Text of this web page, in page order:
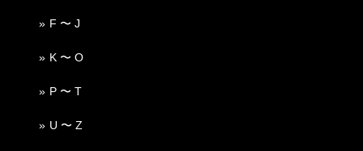
F 〜 J
K 〜 O
P 〜 T
U 〜 Z